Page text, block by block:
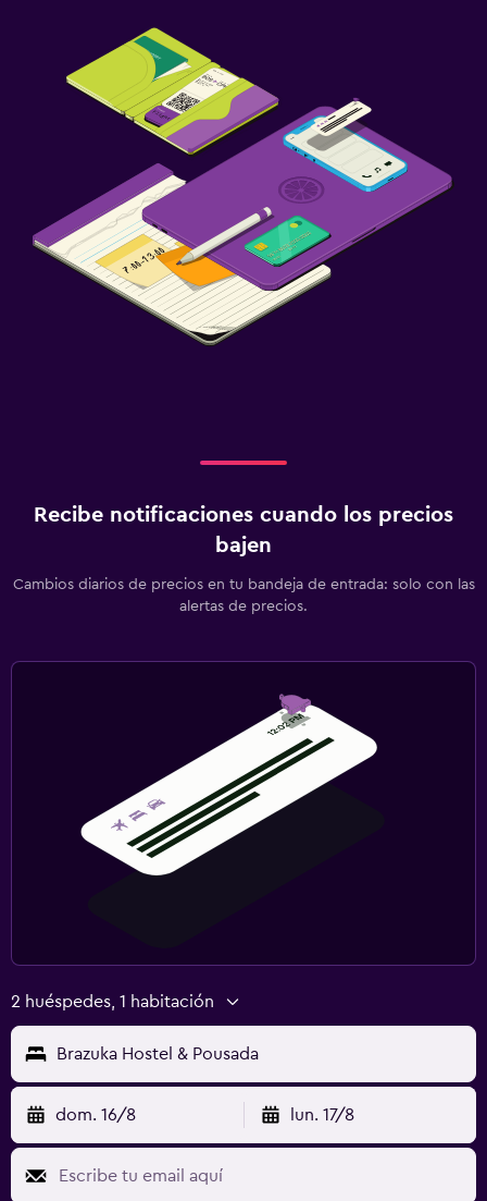
Recibe notificaciones cuando los precios
bajen
Cambios diarios de precios en tu bandeja de entrada: solo con las
alertas de precios.
2 huéspedes, 1 habitación
Brazuka Hostel & Pousada
dom. 16/8 lun. 17/8